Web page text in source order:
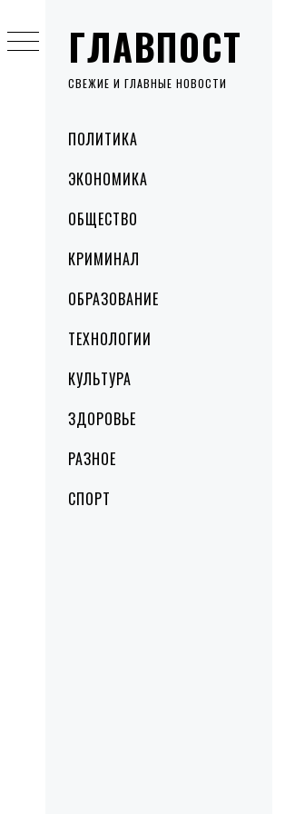
ГЛАВПОСТ
СВЕЖИЕ И ГЛАВНЫЕ НОВОСТИ
MenuПОЛИТИКА
ЭКОНОМИКА
ОБЩЕСТВО
КРИМИНАЛ
ОБРАЗОВАНИЕ
ТЕХНОЛОГИИ
КУЛЬТУРА
ЗДОРОВЬЕ
РАЗНОЕ
СПОРТ
to
content